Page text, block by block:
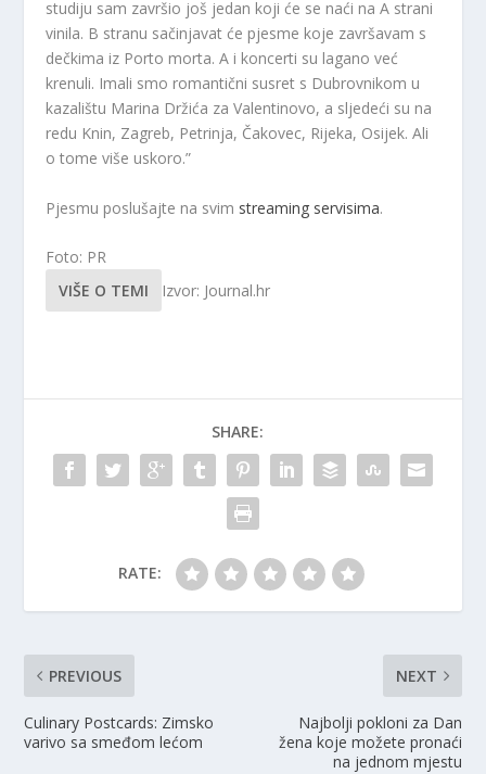
studiju sam završio još jedan koji će se naći na A strani
vinila. B stranu sačinjavat će pjesme koje završavam s
dečkima iz Porto morta. A i koncerti su lagano već
krenuli. Imali smo romantični susret s Dubrovnikom u
kazalištu Marina Držića za Valentinovo, a sljedeći su na
redu Knin, Zagreb, Petrinja, Čakovec, Rijeka, Osijek. Ali
o tome više uskoro.”
Pjesmu poslušajte na svim streaming servisima.
Foto: PR
VIŠE O TEMI
Izvor: Journal.hr
SHARE:
RATE:
PREVIOUS
Culinary Postcards: Zimsko
varivo sa smeđom lećom
NEXT
Najbolji pokloni za Dan
žena koje možete pronaći
na jednom mjestu